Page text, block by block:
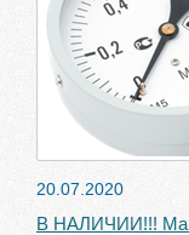
20.07.2020
В НАЛИЧИИ!!!